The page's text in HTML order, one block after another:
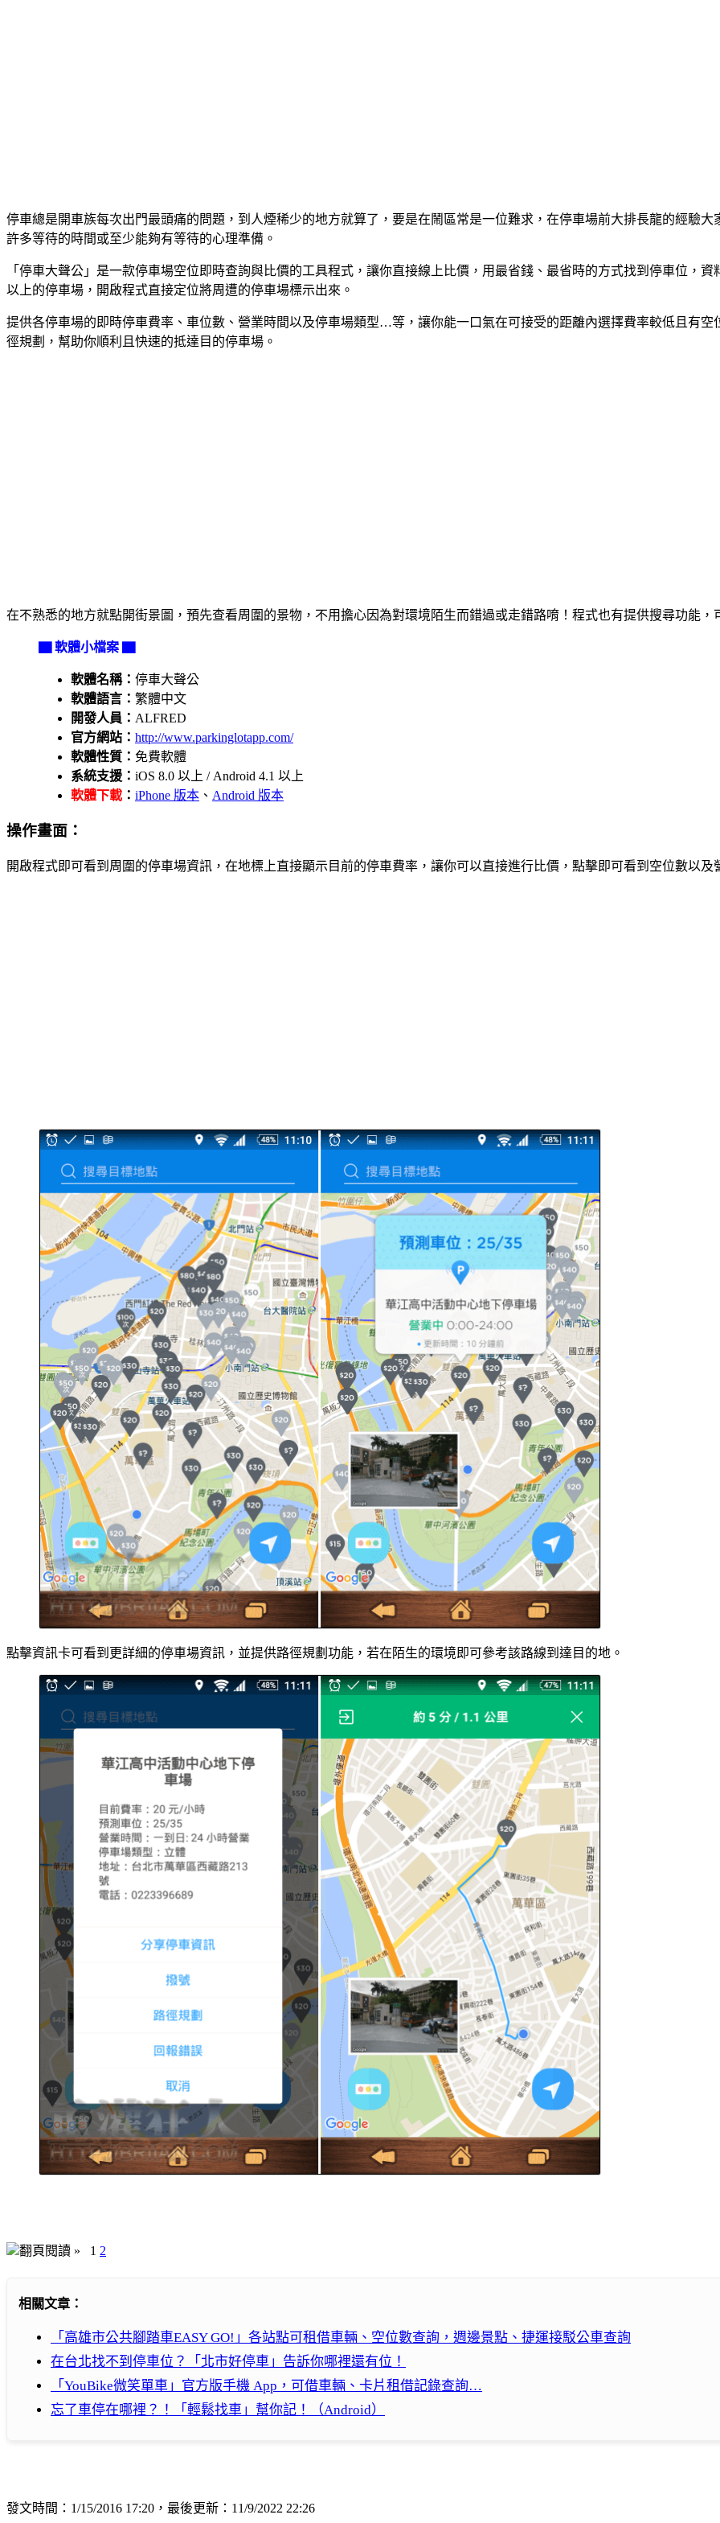
停車總是開車族每次出門最頭痛的問題，到人煙稀少的地方就算了，要是在鬧區常是一位難求，在停車場前大排長龍的經驗
許多等待的時間或至少能夠有等待的心理準備。
「停車大聲公」是一款停車場空位即時查詢與比價的工具程式，讓你直接線上比價，用最省錢、最省時的方式找到停車位，
以上的停車場，開啟程式直接定位將周遭的停車場標示出來。
提供各停車場的即時停車費率、車位數、營業時間以及停車場類型…等，讓你能一口氣在可接受的距離內選擇費率較低且有空
徑規劃，幫助你順利且快速的抵達目的停車場。
在不熟悉的地方就點開街景圖，預先查看周圍的景物，不用擔心因為對環境陌生而錯過或走錯路唷！程式也有提供搜尋功能
▇ 軟體小檔案 ▇
軟體名稱： 停車大聲公
軟體語言： 繁體中文
開發人員： ALFRED
官方網站： http://www.parkinglotapp.com/
軟體性質： 免費軟體
系統支援： iOS 8.0 以上 / Android 4.1 以上
軟體下載 ： iPhone 版本 、 Android 版本
操作畫面：
開啟程式即可看到周圍的停車場資訊，在地標上直接顯示目前的停車費率，讓你可以直接進行比價，點擊即可看到空位數以及
點擊資訊卡可看到更詳細的停車場資訊，並提供路徑規劃功能，若在陌生的環境即可參考該路線到達目的地。
翻頁閱讀 » 1 2
相關文章：
「高雄市公共腳踏車EASY GO!」各站點可租借車輛、空位數查詢，週邊景點、捷運接駁公車查詢
在台北找不到停車位？「北市好停車」告訴你哪裡還有位！
「YouBike微笑單車」官方版手機 App，可借車輛、卡片租借記錄查詢…
忘了車停在哪裡？！「輕鬆找車」幫你記！（Android）
發文時間：1/15/2016 17:20，最後更新：11/9/2022 22:26